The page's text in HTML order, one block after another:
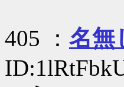
405 ： 名無